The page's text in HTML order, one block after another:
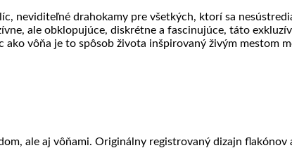
neviditeľné drahokamy pre všetkých, ktorí sa
ale obklopujúce, diskrétne a fascinujúce, táto
vôňa je to spôsob života inšpirovaný živým mestom
ale aj vôňami. Originálny registrovaný dizajn flakónov